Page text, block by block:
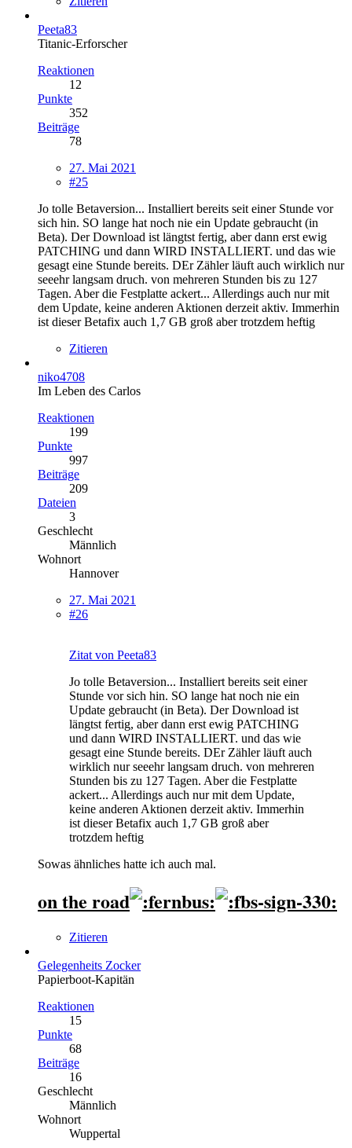
Peeta83
Titanic-Erforscher
Reaktionen
12
Punkte
352
Beiträge
78
27. Mai 2021
#25
Jo tolle Betaversion... Installiert bereits seit einer Stunde vor
sich hin. SO lange hat noch nie ein Update gebraucht (in
Beta). Der Download ist längtst fertig, aber dann erst ewig
PATCHING und dann WIRD INSTALLIERT. und das wie
gesagt eine Stunde bereits. DEr Zähler läuft auch wirklich nur
seeehr langsam druch. von mehreren Stunden bis zu 127
Tagen. Aber die Festplatte ackert... Allerdings auch nur mit
dem Update, keine anderen Aktionen derzeit aktiv. Immerhin
ist dieser Betafix auch 1,7 GB groß aber trotzdem heftig
Zitieren
niko4708
Im Leben des Carlos
Reaktionen
199
Punkte
997
Beiträge
209
Dateien
3
Geschlecht
Männlich
Wohnort
Hannover
27. Mai 2021
#26
Zitat von Peeta83
Jo tolle Betaversion... Installiert bereits seit einer
Stunde vor sich hin. SO lange hat noch nie ein
Update gebraucht (in Beta). Der Download ist
längtst fertig, aber dann erst ewig PATCHING
und dann WIRD INSTALLIERT. und das wie
gesagt eine Stunde bereits. DEr Zähler läuft auch
wirklich nur seeehr langsam druch. von mehreren
Stunden bis zu 127 Tagen. Aber die Festplatte
ackert... Allerdings auch nur mit dem Update,
keine anderen Aktionen derzeit aktiv. Immerhin
ist dieser Betafix auch 1,7 GB groß aber
trotzdem heftig
Sowas ähnliches hatte ich auch mal.
on the road
Zitieren
Gelegenheits Zocker
Papierboot-Kapitän
Reaktionen
15
Punkte
68
Beiträge
16
Geschlecht
Männlich
Wohnort
Wuppertal